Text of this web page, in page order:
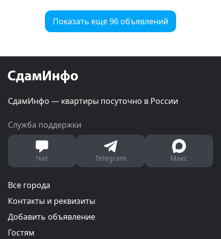
Показать еще 96 объявлений
СдамИнфо — квартиры посуточно в России
Служба поддержки
Чат Telegram Макс
Все города
Контакты и реквизиты
Добавить объявление
Гостям